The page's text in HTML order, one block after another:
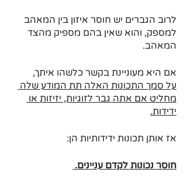
לרוב הגברים יש חוסר איזון בין המאהב
למספק, והוא שאין בהם מספיק מהצד
המאהב.
אם היא מעוניינת בקשר כלשהו איתך,
על סמך התכונות האלה תת המודע שלה
מחליט אם אתה גבר לזוגיות, יזיזות או
ידידות.
אז אותן תכונות ידידותיות הן:
חוסר נכונות לקדם עניינים.